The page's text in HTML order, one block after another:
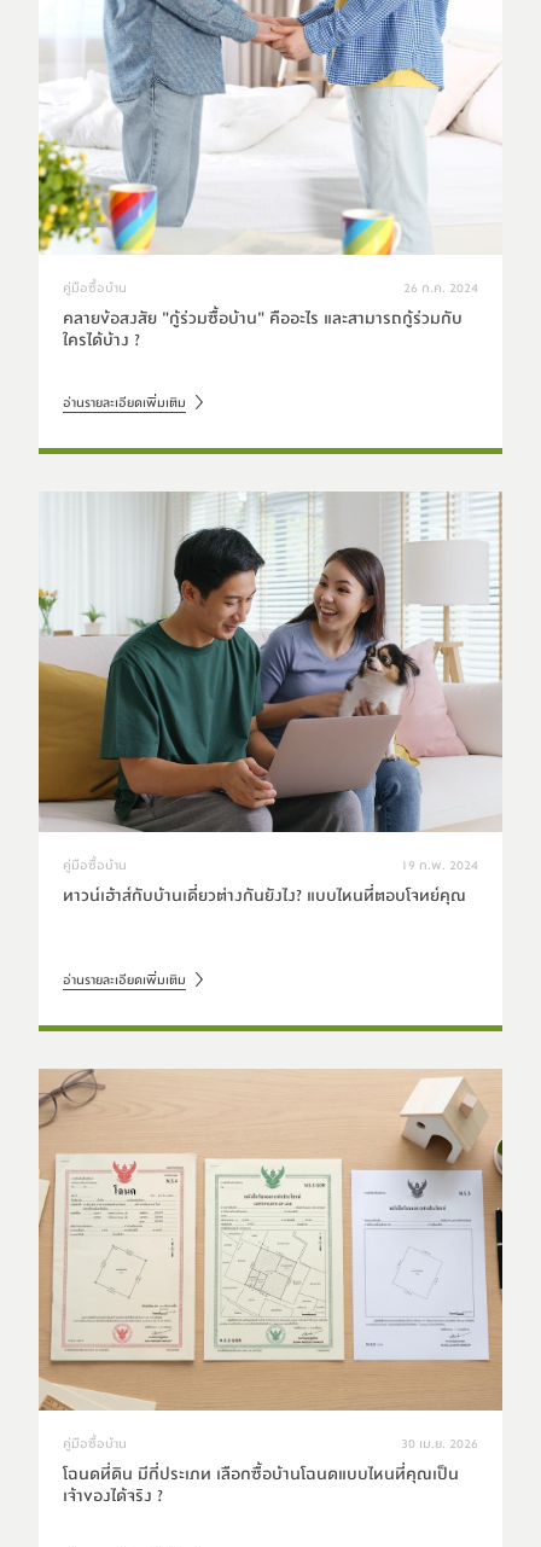
คู่มือซื้อบ้าน 26 ก.ค. 2024
คลายข้อสงสัย "กู้ร่วมซื้อบ้าน" คืออะไร และสามารถกู้ร่วมกับ
ใครได้บ้าง ?
อ่านรายละเอียดเพิ่มเติม
คู่มือซื้อบ้าน 19 ก.พ. 2024
ทาวน์เฮ้าส์กับบ้านเดี่ยวต่างกันยังไง? แบบไหนที่ตอบโจทย์คุณ
อ่านรายละเอียดเพิ่มเติม
คู่มือซื้อบ้าน 30 เม.ย. 2026
โฉนดที่ดิน มีกี่ประเภท เลือกซื้อบ้านโฉนดแบบไหนที่คุณเป็น
เจ้าของได้จริง ?